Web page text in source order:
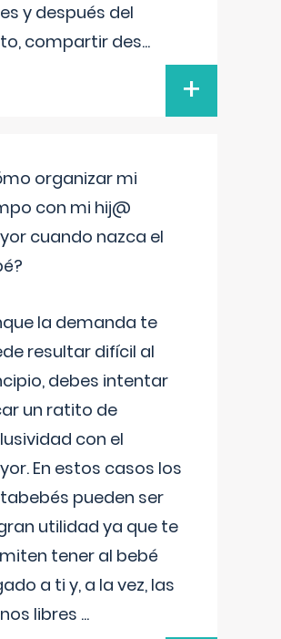
y después del
compartir des...
+
organizar mi
con mi hij@
cuando nazca el
la demanda te
resultar difícil al
debes intentar
un ratito de
con el
En estos casos los
pueden ser
utilidad ya que te
tener al bebé
a ti y, a la vez, las
libres ...